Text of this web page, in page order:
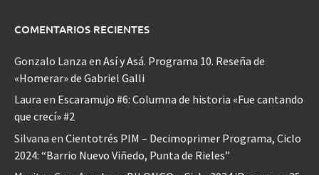
COMENTARIOS RECIENTES
Gonzalo Lanza en Así y Asá. Programa 10. Reseña de
«Homerar» de Gabriel Galli
Laura en Escaramujo #6: Columna de historia «Fue cantando
que crecí» #2
Silvana en Cientotrés PIM – Decimoprimer Programa, Ciclo
2024: “Barrio Nuevo Viñedo, Punta de Rieles”